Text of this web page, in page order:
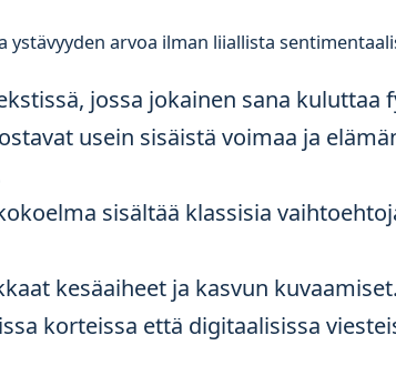
arvoa ilman liiallista
jossa jokainen sana kuluttaa
usein sisäistä voimaa ja
sisältää klassisia
kesäaiheet ja kasvun kuvaamiset.
korteissa että digitaalisissa